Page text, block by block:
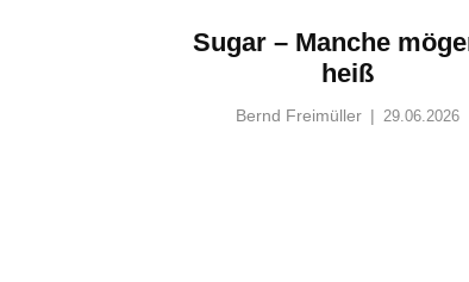
Sugar – Manche
heiß
Bernd Freimüller | 29.06.2026